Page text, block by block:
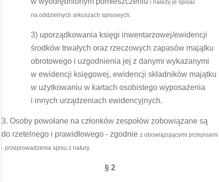
i należy je spisać
na oddzielnych arkuszach spisowych.
3) uporządkowania księgi inwentarzowej/ewidencji
środków trwałych oraz rzeczowych zapasów majątku
obrotowego i uzgodnienia jej z danymi wykazanymi
w ewidencji księgowej, ewidencji składników majątku
w użytkowaniu w kartach osobistego wyposażenia
i innych urządzeniach ewidencyjnych.
3. Osoby powołane na członków zespołów zobowiązane są
do rzetelnego i prawidłowego - zgodnie z obowiązującymi przepisami
- przeprowadzenia spisu z natury.
§ 2